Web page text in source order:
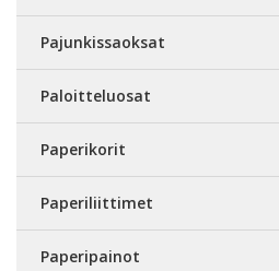
Pajunkissaoksat
Paloitteluosat
Paperikorit
Paperiliittimet
Paperipainot